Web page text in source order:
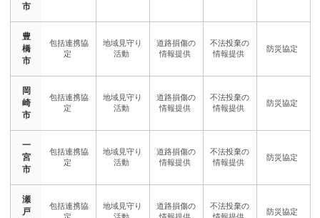
市
豊
橋
市
岡
崎
市
一
宮
市
瀬
戸